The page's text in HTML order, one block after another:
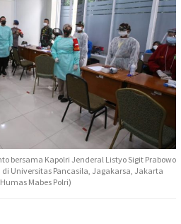
bersama Kapolri Jenderal Listyo Sigit Prabowo
Universitas Pancasila, Jagakarsa, Jakarta
Mabes Polri)